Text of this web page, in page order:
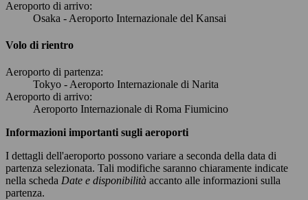
Aeroporto di arrivo:
Osaka - Aeroporto Internazionale del Kansai
Volo di rientro
Aeroporto di partenza:
Tokyo - Aeroporto Internazionale di Narita
Aeroporto di arrivo:
Aeroporto Internazionale di Roma Fiumicino
Informazioni importanti sugli aeroporti
I dettagli dell'aeroporto possono variare a seconda della data di
partenza selezionata. Tali modifiche saranno chiaramente indicate
nella scheda Date e disponibilità accanto alle informazioni sulla
partenza.